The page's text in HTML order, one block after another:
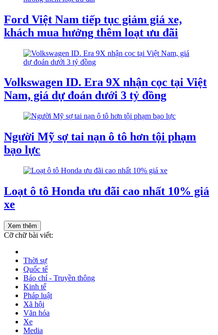
Ford Việt Nam tiếp tục giảm giá xe,
khách mua hưởng thêm loạt ưu đãi
Volkswagen ID. Era 9X nhận cọc tại Việt
Nam, giá dự đoán dưới 3 tỷ đồng
Người Mỹ sợ tai nạn ô tô hơn tội phạm
bạo lực
Loạt ô tô Honda ưu đãi cao nhất 10% giá
xe
Xem thêm
Cỡ chữ bài viết:
Thời sự
Quốc tế
Báo chí - Truyền thông
Kinh tế
Pháp luật
Xã hội
Văn hóa
Xe
Media